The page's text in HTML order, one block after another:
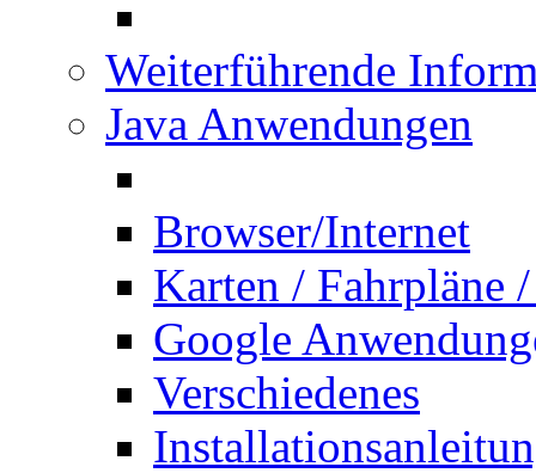
Weiterführende
Java Anwendungen
Browser/Internet
Karten / Fahrpläne
Google
Verschiedenes